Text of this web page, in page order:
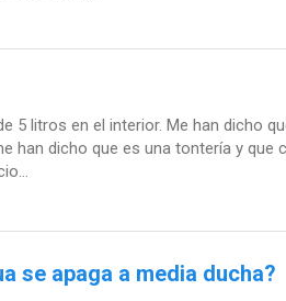
5 litros en el interior. Me han dicho
han dicho que es una tontería y que
se apaga a media ducha?